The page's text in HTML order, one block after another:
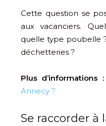
Cette question se
aux vacanciers.
quelle type poubelle
déchetteries ?
Plus d’informations :
Annecy ?
Se raccorder à